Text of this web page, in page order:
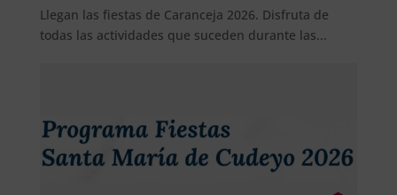
Llegan las fiestas de Caranceja 2026. Disfruta de
todas las actividades que suceden durante las...